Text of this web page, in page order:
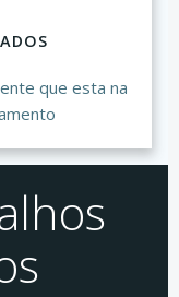
que esta na